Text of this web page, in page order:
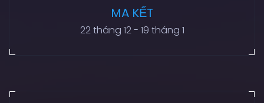
MA KẾT
22 tháng 12 - 19 tháng 1